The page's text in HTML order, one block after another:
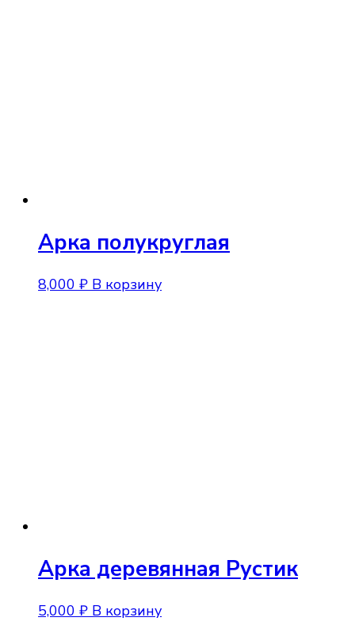
Арка полукруглая
8,000 ₽ В корзину
Арка деревянная Рустик
5,000 ₽ В корзину